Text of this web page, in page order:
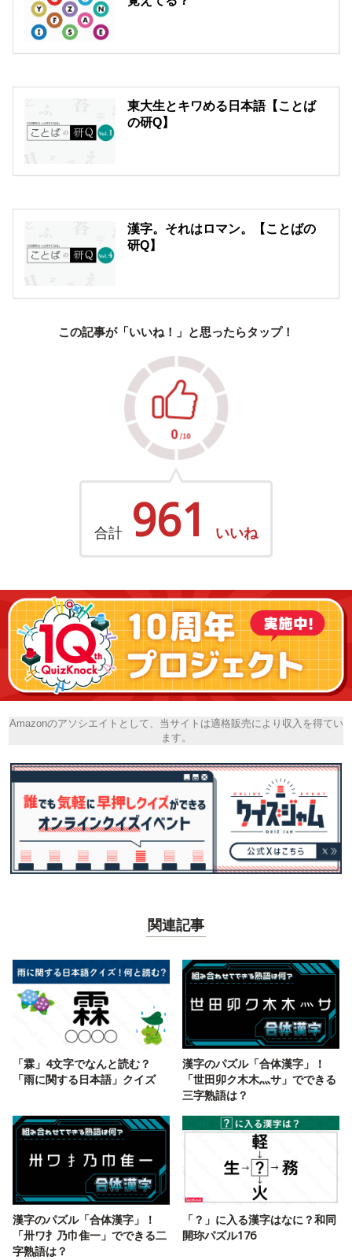
東大生とキワめる日本語【ことば
の研Q】
漢字。それはロマン。【ことばの
研Q】
この記事が「いいね！」と思ったらタップ！
合計 961 いいね
Amazonのアソシエイトとして、当サイトは適格販売により収入を得てい
ます。
関連記事
「霖」4文字でなんと読む？
「雨に関する日本語」クイズ
漢字のパズル「合体漢字」！
「世田卯ク木木灬サ」でできる
三字熟語は？
漢字のパズル「合体漢字」！
「卅ワ扌乃巾隹一」でできる二
字熟語は？
「？」に入る漢字はなに？和同
開珎パズル176